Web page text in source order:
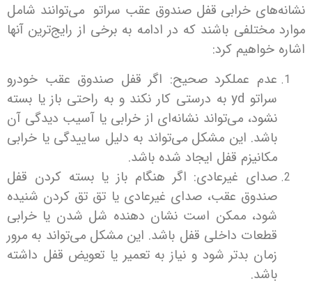
خرابی قفل صندوق عقب سراتو می‌توانند شامل
باشند که در ادامه به برخی از رایج‌ترین آنها
کرد:
عملکرد صحیح: اگر قفل صندوق عقب خودرو
سراتو yd به درستی کار نکند و به راحتی باز یا بسته
می‌تواند نشانه‌ای از خرابی یا آسیب دیدگی آن
این مشکل می‌تواند به دلیل ساییدگی یا خرابی
قفل ایجاد شده باشد.
غیرعادی: اگر هنگام باز یا بسته کردن قفل
عقب، صدای غیرعادی یا تق تق کردن شنیده
ممکن است نشان دهنده شل شدن یا خرابی
داخلی قفل باشد. این مشکل می‌تواند به مرور
بدتر شود و نیاز به تعمیر یا تعویض قفل داشته